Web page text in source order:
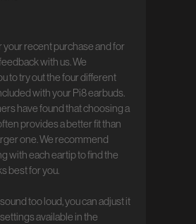
Bowers & Wilkins over
your recent purchase and for
with us. We
to try out the four different
with your Pi8 earbuds.
have found that choosing a
provides a better fit than
one. We recommend
with each eartip to find the
best for you.
too loud, you can adjust it
available in the